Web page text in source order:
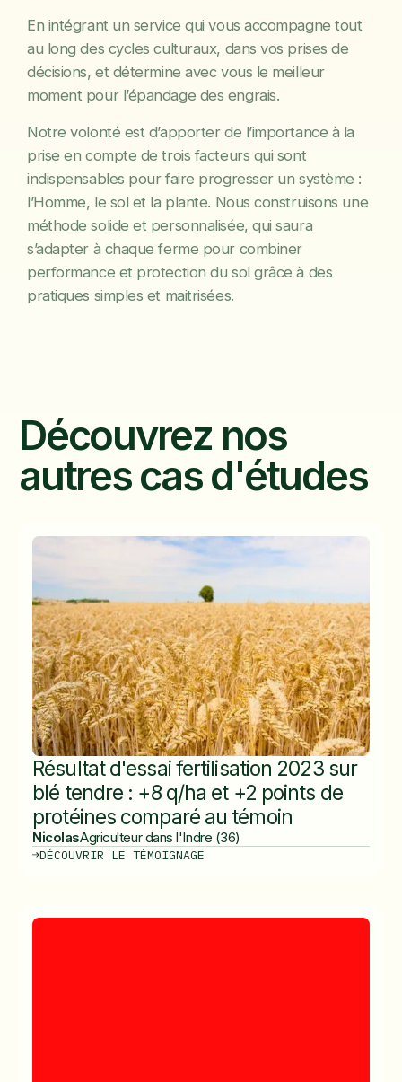
En intégrant un service qui vous accompagne tout
au long des cycles culturaux, dans vos prises de
décisions, et détermine avec vous le meilleur
moment pour l’épandage des engrais.
Notre volonté est d’apporter de l’importance à la
prise en compte de trois facteurs qui sont
indispensables pour faire progresser un système :
l’Homme, le sol et la plante. Nous construisons une
méthode solide et personnalisée, qui saura
s’adapter à chaque ferme pour combiner
performance et protection du sol grâce à des
pratiques simples et maitrisées.
Découvrez nos
autres cas d'études
Résultat d'essai fertilisation 2023 sur
blé tendre : +8 q/ha et +2 points de
protéines comparé au témoin
NicolasAgriculteur dans l'Indre (36)
DÉCOUVRIR LE TÉMOIGNAGE